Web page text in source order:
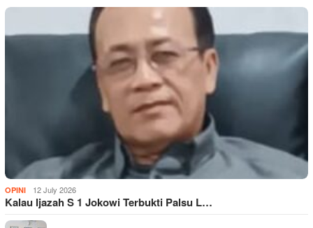
OPINI 12 July 2026
Kalau Ijazah S 1 Jokowi Terbukti Palsu L…